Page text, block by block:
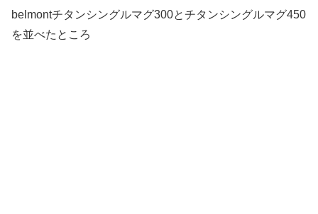
belmontチタンシングルマグ300とチタンシングルマグ450
を並べたところ